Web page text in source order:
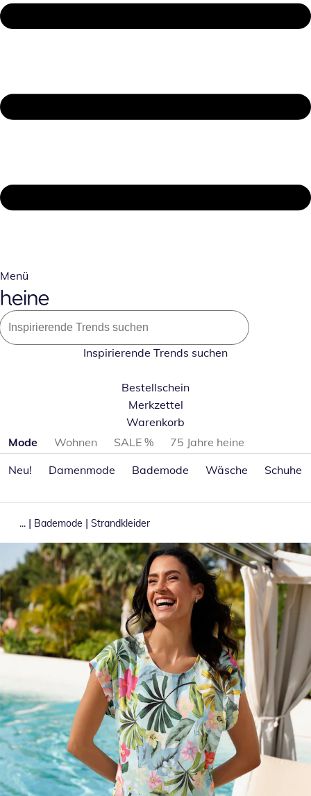
Menü
Inspirierende Trends suchen
Bestellschein
Merkzettel
Warenkorb
Produktkategorien überspringen
Mode Wohnen SALE %
75 Jahre heine
Neu!
Damenmode Bademode Wäsche Schuhe
... | Bademode | Strandkleider